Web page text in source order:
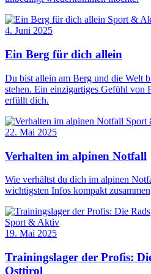
Sport &
4. Juni 2025
Ein Berg für dich allein
Du bist allein am Berg und die Welt
stehen. Ein einzigartiges Gefühl von
erfüllt dich.
Sport
22. Mai 2025
Verhalten im alpinen Notfall
Wie verhältst du dich im alpinen
wichtigsten Infos kompakt
Sport & Aktiv
19. Mai 2025
Trainingslager der Profis:
Osttirol